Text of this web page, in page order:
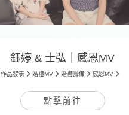
鈺婷 & 士弘｜感恩MV
作品發表 婚禮MV 婚禮籌備 感恩MV
點擊前往